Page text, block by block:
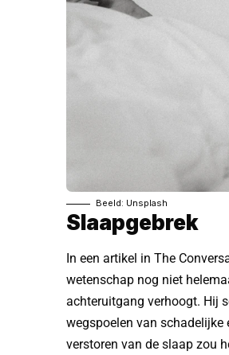
Beeld: Unsplash
Slaapgebrek
In een artikel in The
wetenschap nog niet
achteruitgang verhoogt. Hij
wegspoelen van schadelijke
verstoren van de slaap zou